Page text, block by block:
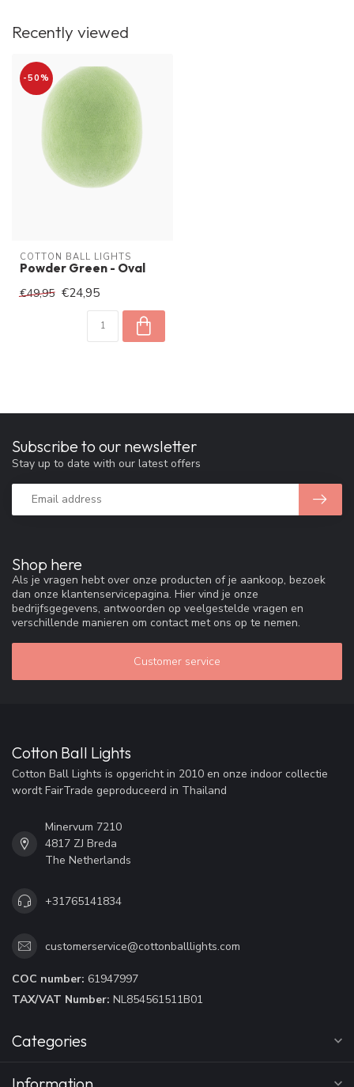
Recently viewed
-50%
COTTON BALL LIGHTS
Powder Green - Oval
€49,95 €24,95
Shop here
Als je vragen hebt over onze producten of je aankoop, bezoek
dan onze klantenservicepagina. Hier vind je onze
bedrijfsgegevens, antwoorden op veelgestelde vragen en
verschillende manieren om contact met ons op te nemen.
Customer service
Subscribe to our newsletter
Stay up to date with our latest offers
Cotton Ball Lights
Cotton Ball Lights is opgericht in 2010 en onze indoor collectie
wordt FairTrade geproduceerd in Thailand
Minervum 7210
4817 ZJ Breda
The Netherlands
+31765141834
customerservice@cottonballlights.com
COC number: 61947997
TAX/VAT Number: NL854561511B01
Categories